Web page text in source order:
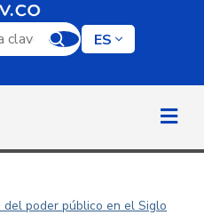
por palabra clave
ES
poder público en el Siglo